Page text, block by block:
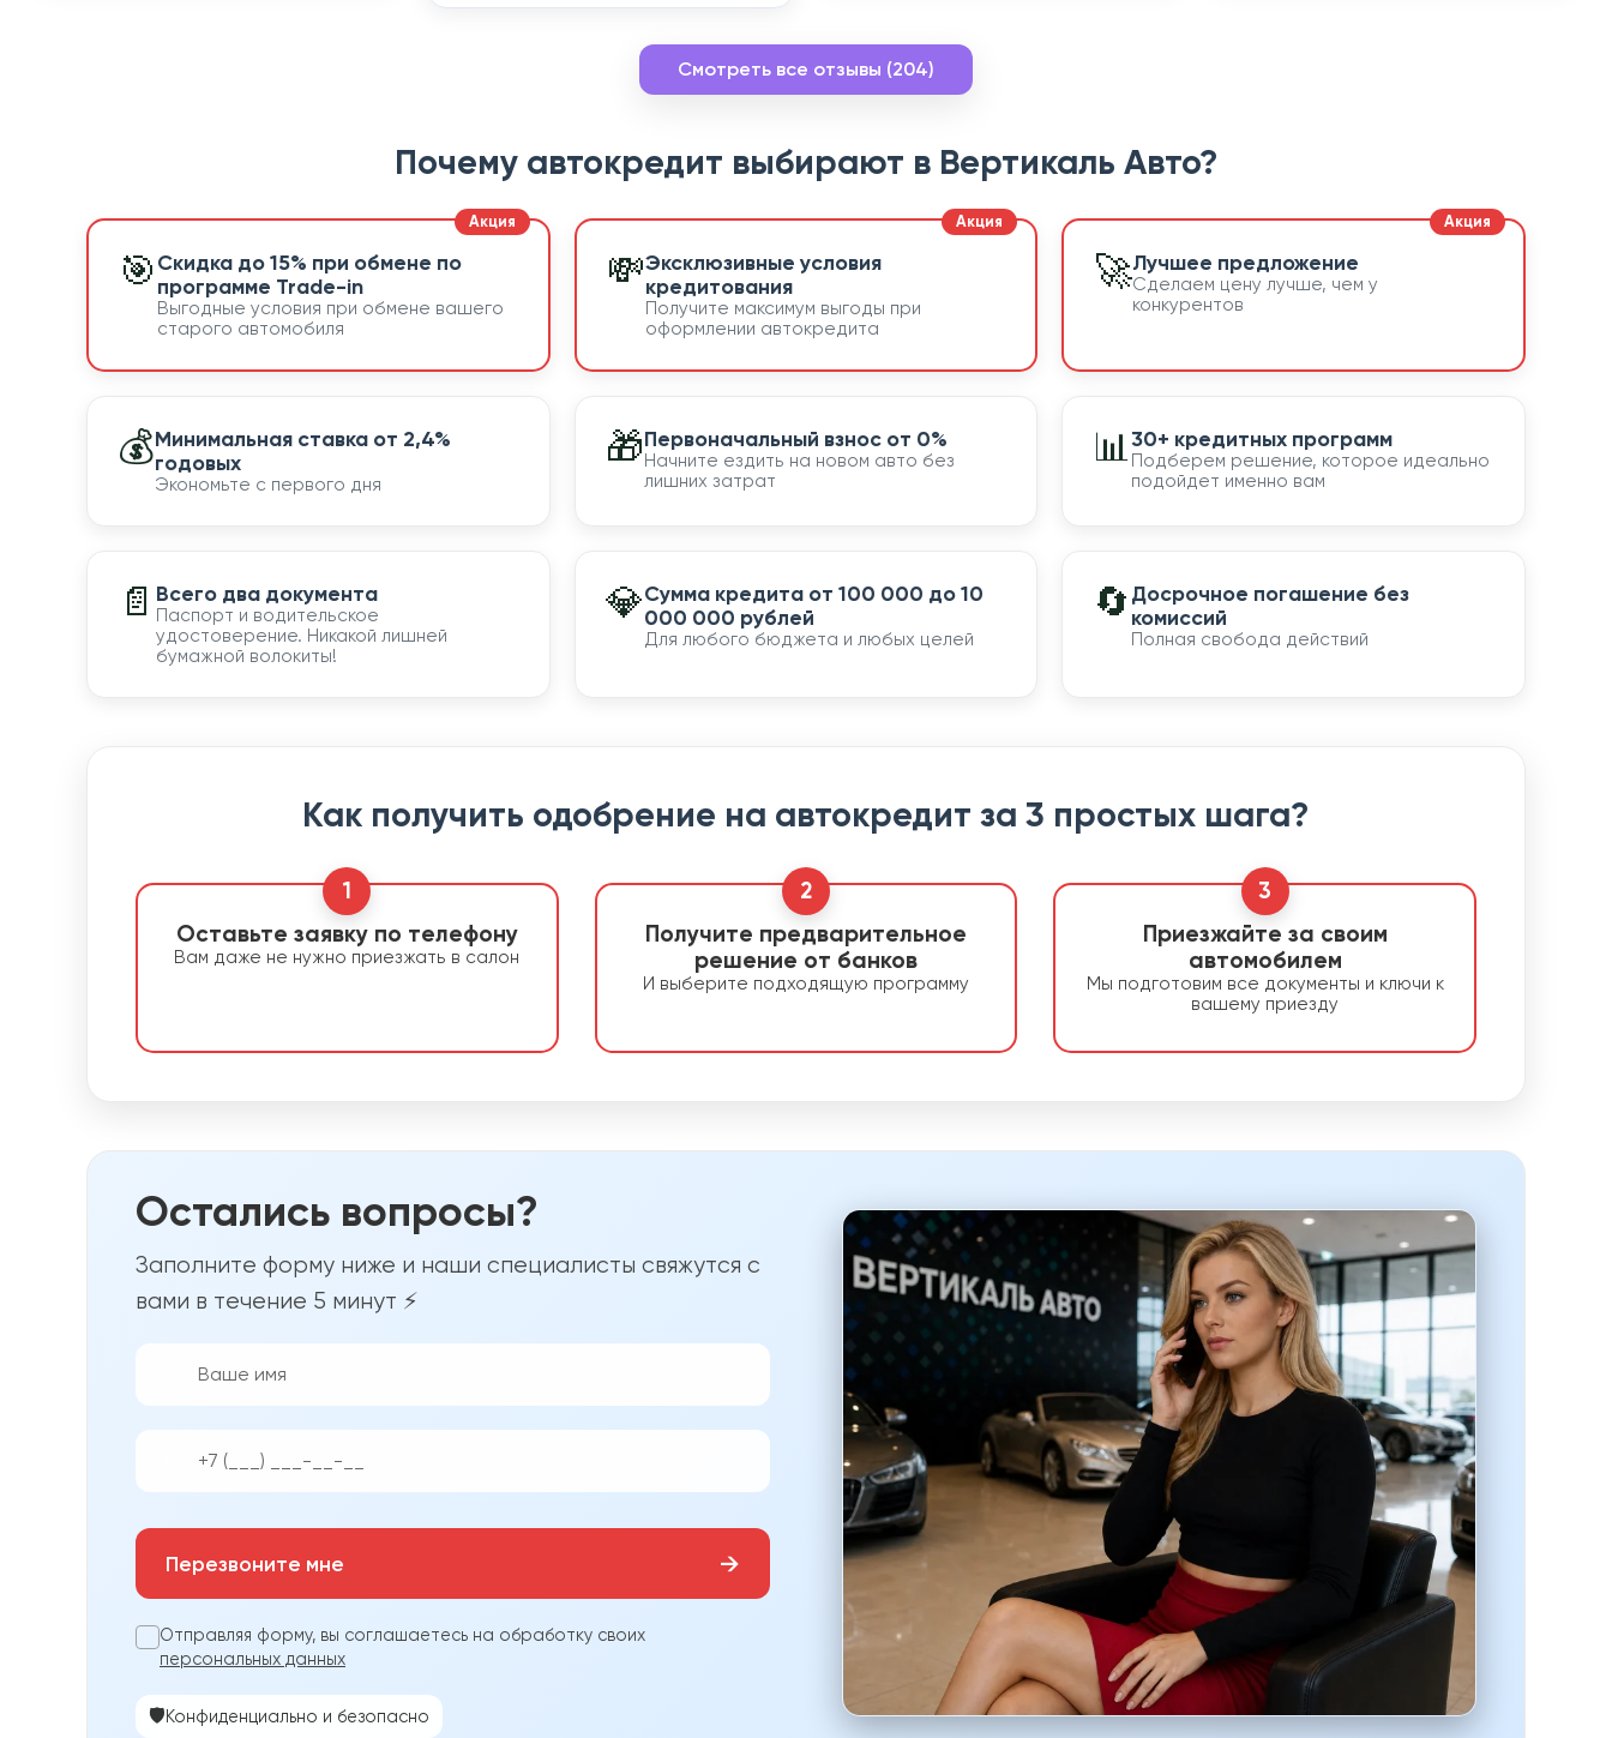
Смотреть все отзывы (204)
Почему автокредит выбирают в Вертикаль Авто?
🎯 Скидка до 15% при обмене по
программе Trade-in
Выгодные условия при обмене вашего
старого автомобиля
💸Эксклюзивные условия
кредитования
Получите максимум выгоды при
оформлении автокредита
🚀Лучшее предложение
Сделаем цену лучше, чем у
конкурентов
💰Минимальная ставка от 2,4%
годовых
Экономьте с первого дня
🎁Первоначальный взнос от 0%
Начните ездить на новом авто без
лишних затрат
📊30+ кредитных программ
Подберем решение, которое идеально
подойдет именно вам
📄 Всего два документа
Паспорт и водительское
удостоверение. Никакой лишней
бумажной волокиты!
💎Сумма кредита от 100 000 до 10
000 000 рублей
Для любого бюджета и любых целей
🔄 Досрочное погашение без
комиссий
Полная свобода действий
Как получить одобрение на автокредит за 3 простых шага?
1
Оставьте заявку по телефону
Вам даже не нужно приезжать в салон
2
Получите предварительное
решение от банков
И выберите подходящую программу
3
Приезжайте за своим
автомобилем
Мы подготовим все документы и ключи к
вашему приезду
Остались вопросы?
Заполните форму ниже и наши специалисты свяжутся с
вами в течение 5 минут ⚡
Перезвоните мне →
Отправляя форму, вы соглашаетесь на обработку своих
персональных данных
🛡️Конфиденциально и безопасно